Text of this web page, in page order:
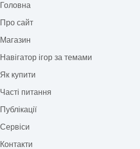
Головна
Про сайт
Магазин
Навігатор ігор за темами
Як купити
Часті питання
Публікації
Сервіси
Контакти